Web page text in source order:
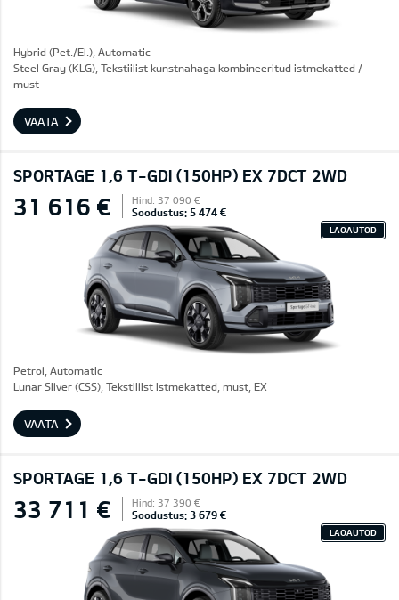
Hybrid (Pet./El.), Automatic
Steel Gray (KLG), Tekstiilist kunstnahaga kombineeritud istmekatted /
must
VAATA
SPORTAGE 1,6 T-GDI (150HP) EX 7DCT 2WD
31 616 € Hind: 37 090 €
Soodustus: 5 474 €
LAOAUTOD
Petrol, Automatic
Lunar Silver (CSS), Tekstiilist istmekatted, must, EX
VAATA
SPORTAGE 1,6 T-GDI (150HP) EX 7DCT 2WD
33 711 € Hind: 37 390 €
Soodustus: 3 679 €
LAOAUTOD